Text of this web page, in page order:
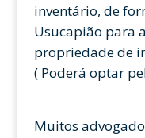
inventário, de
Usucapião para
propriedade de
( Poderá optar
Muitos